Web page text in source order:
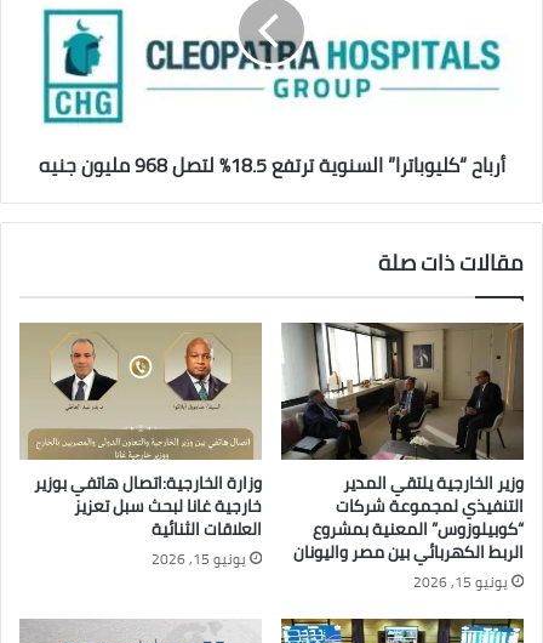
18.5%
لتصل
968
أرباح “كليوباترا” السنوية ترتفع 18.5% لتصل 968 مليون جنيه
مقالات ذات صلة
وزير الخارجية يلتقي المدير
التنفيذي لمجموعة شركات
“كوبيلوزوس” المعنية بمشروع
الربط الكهربائي بين مصر واليونان
يونيو 15, 2026
وزارة الخارجية:اتصال هاتفي بوزير
خارجية غانا لبحث سبل تعزيز
العلاقات الثنائية
يونيو 15, 2026